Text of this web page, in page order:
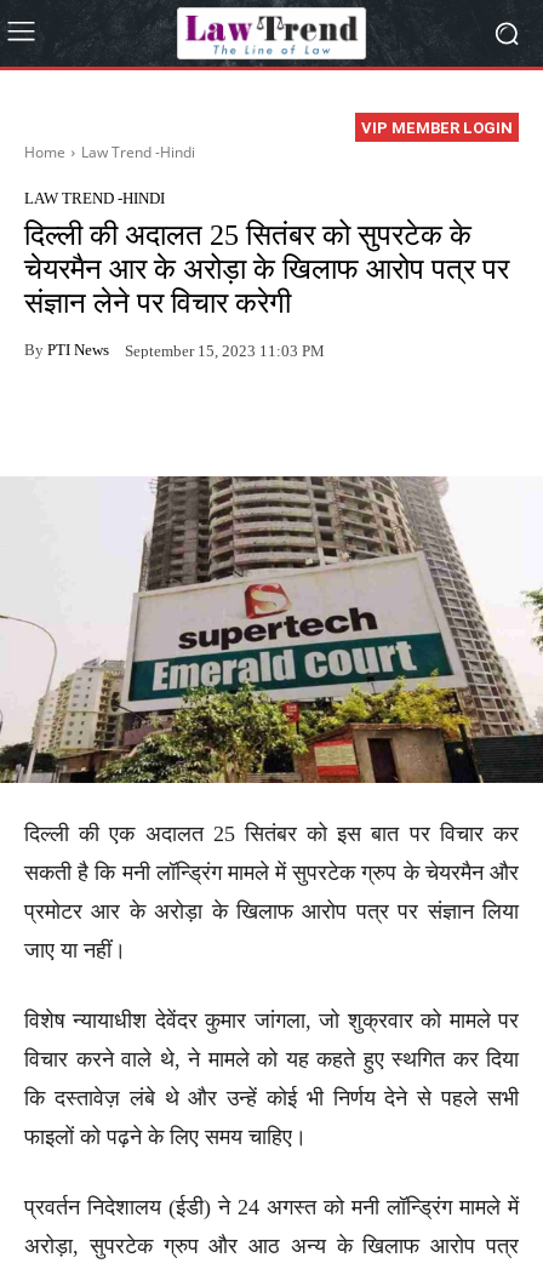
VIP MEMBER LOGIN
Home Law Trend -Hindi
LAW TREND -HINDI
दिल्ली की अदालत 25 सितंबर को सुपरटेक के
चेयरमैन आर के अरोड़ा के खिलाफ आरोप पत्र पर
संज्ञान लेने पर विचार करेगी
By PTI News September 15, 2023 11:03 PM
दिल्ली की एक अदालत 25 सितंबर को इस बात पर विचार कर
सकती है कि मनी लॉन्ड्रिंग मामले में सुपरटेक ग्रुप के चेयरमैन और
प्रमोटर आर के अरोड़ा के खिलाफ आरोप पत्र पर संज्ञान लिया
जाए या नहीं।
विशेष न्यायाधीश देवेंदर कुमार जांगला, जो शुक्रवार को मामले पर
विचार करने वाले थे, ने मामले को यह कहते हुए स्थगित कर दिया
कि दस्तावेज़ लंबे थे और उन्हें कोई भी निर्णय देने से पहले सभी
फाइलों को पढ़ने के लिए समय चाहिए।
प्रवर्तन निदेशालय (ईडी) ने 24 अगस्त को मनी लॉन्ड्रिंग मामले में
अरोड़ा, सुपरटेक ग्रुप और आठ अन्य के खिलाफ आरोप पत्र